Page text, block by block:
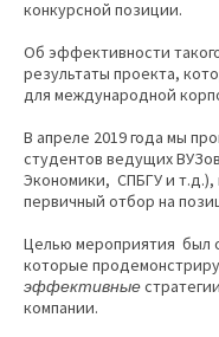
конкурсной позиции.
Об эффективности
результаты проекта,
для международной
В апреле 2019 года мы
студентов ведущих
Экономики, СПБГУ и
первичный отбор на
Целью мероприятия был
которые
эффективные
компании.